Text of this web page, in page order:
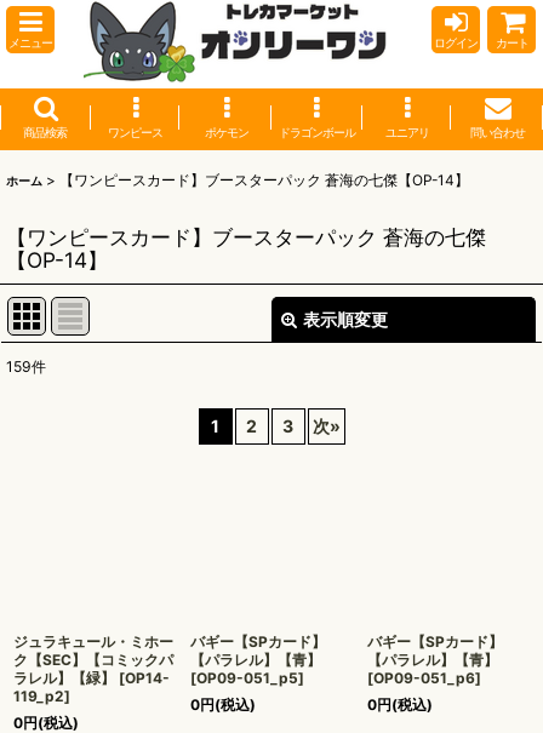
メニュー ログイン カート
商品検索 ワンピース ポケモン ドラゴンボール ユニアリ 問い合わせ
ホーム > 【ワンピースカード】ブースターパック 蒼海の七傑【OP-14】
【ワンピースカード】ブースターパック 蒼海の七傑
【OP-14】
表示順変更
159件
1 2 3 次»
ジュラキュール・ミホー
ク【SEC】【コミックパ
ラレル】【緑】
[OP14-
119_p2]
0円(税込)
バギー【SPカード】
【パラレル】【青】
[OP09-051_p5]
0円(税込)
バギー【SPカード】
【パラレル】【青】
[OP09-051_p6]
0円(税込)